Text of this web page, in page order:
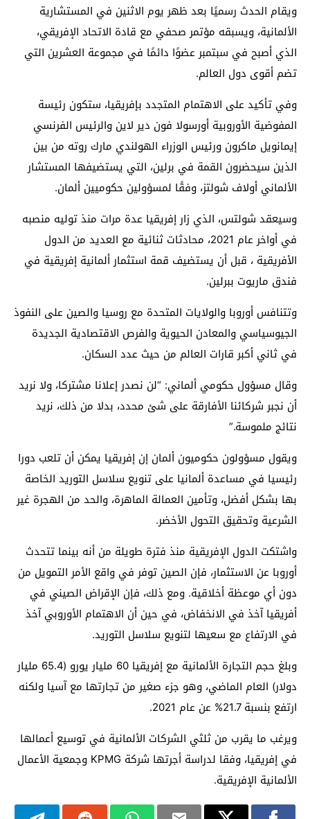
ويقام الحدث رسميًا بعد ظهر يوم الاثنين في المستشارية
الألمانية، ويسبقه مؤتمر صحفي مع قادة الاتحاد الإفريقي،
الذي أصبح في سبتمبر عضوًا دائمًا في مجموعة العشرين التي
تضم أقوى دول العالم.
وفي تأكيد على الاهتمام المتجدد بإفريقيا، ستكون رئيسة
المفوضية الأوروبية أورسولا فون دير لاين والرئيس الفرنسي
إيمانويل ماكرون ورئيس الوزراء الهولندي مارك روته من بين
الذين سيحضرون القمة في برلين، التي يستضيفها المستشار
الألماني أولاف شولتز، وفقًا لمسؤولين حكوميين ألمان.
وسيعقد شولتس، الذي زار إفريقيا عدة مرات منذ توليه منصبه
في أواخر عام 2021، محادثات ثنائية مع العديد من الدول
الأفريقية ، قبل أن يستضيف قمة استثمار ألمانية إفريقية في
فندق ماريوت ببرلين.
وتتنافس أوروبا والولايات المتحدة مع روسيا والصين على النفوذ
الجيوسياسي والمعادن الحيوية والفرص الاقتصادية الجديدة
في ثاني أكبر قارات العالم من حيث عدد السكان.
وقال مسؤول حكومي ألماني: “لن نصدر إعلانا مشتركا، ولا نريد
أن نجبر شركائنا الأفارقة على شئ محدد، بدلا من ذلك، نريد
نتائج ملموسة.”
ويقول مسؤولون حكوميون ألمان إن إفريقيا يمكن أن تلعب دورا
رئيسيا في مساعدة ألمانيا على تنويع سلاسل التوريد الخاصة
بها بشكل أفضل، وتأمين العمالة الماهرة، والحد من الهجرة غير
الشرعية وتحقيق التحول الأخضر.
واشتكت الدول الإفريقية منذ فترة طويلة من أنه بينما تتحدث
أوروبا عن الاستثمار، فإن الصين توفر في واقع الأمر التمويل من
دون أي موعظة أخلاقية. ومع ذلك، فإن الإقراض الصيني في
أفريقيا آخذ في الانخفاض، في حين أن الاهتمام الأوروبي آخذ
في الارتفاع مع سعيها لتنويع سلاسل التوريد.
وبلغ حجم التجارة الألمانية مع إفريقيا 60 مليار يورو (65.4 مليار
دولار) العام الماضي، وهو جزء صغير من تجارتها مع آسيا ولكنه
ارتفع بنسبة 21.7% عن عام 2021.
ويرغب ما يقرب من ثلثي الشركات الألمانية في توسيع أعمالها
في إفريقيا، وفقا لدراسة أجرتها شركة KPMG وجمعية الأعمال
الألمانية الإفريقية.